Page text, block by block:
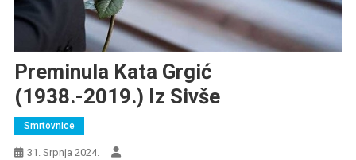
Preminula Kata Grgić
(1938.-2019.) Iz Sivše
Smrtovnice
31. Srpnja 2024.